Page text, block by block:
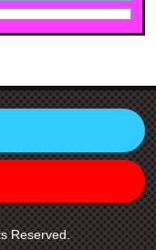
イプ
TAKUMA
Reserved.